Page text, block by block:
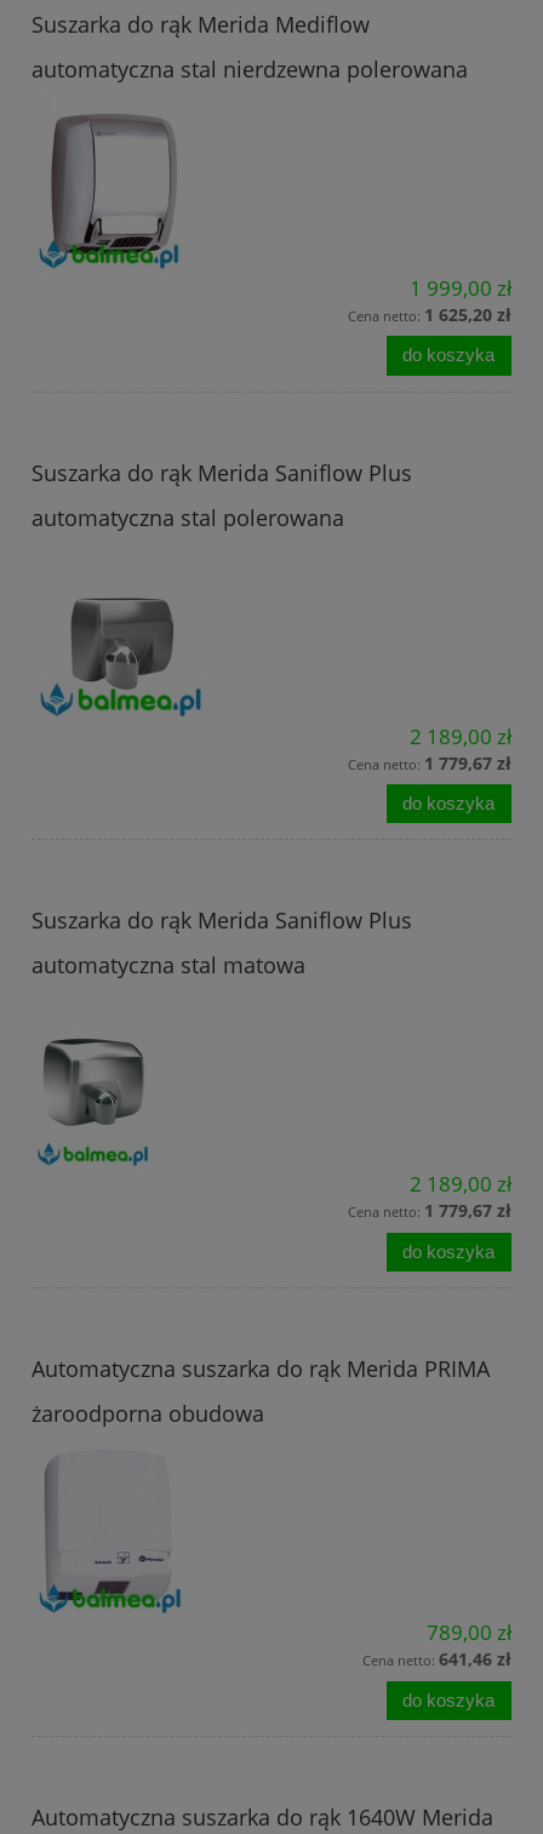
Suszarka do rąk Merida Mediflow
automatyczna stal nierdzewna polerowana
1 999,00 zł
Cena netto: 1 625,20 zł
do koszyka
Suszarka do rąk Merida Saniflow Plus
automatyczna stal polerowana
2 189,00 zł
Cena netto: 1 779,67 zł
do koszyka
Suszarka do rąk Merida Saniflow Plus
automatyczna stal matowa
2 189,00 zł
Cena netto: 1 779,67 zł
do koszyka
Automatyczna suszarka do rąk Merida PRIMA
żaroodporna obudowa
789,00 zł
Cena netto: 641,46 zł
do koszyka
Automatyczna suszarka do rąk 1640W Merida